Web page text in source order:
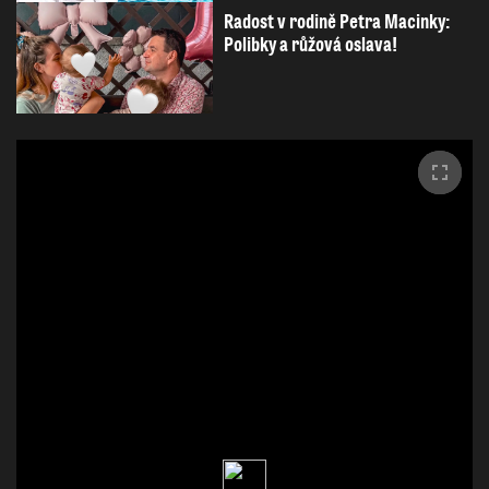
Radost v rodině Petra Macinky:
Polibky a růžová oslava!